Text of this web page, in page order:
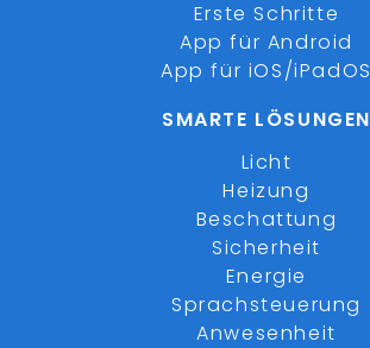
Erste Schritte
App für Android
App für iOS/iPadOS
SMARTE LÖSUNGEN
Licht
Heizung
Beschattung
Sicherheit
Energie
Sprachsteuerung
Anwesenheit